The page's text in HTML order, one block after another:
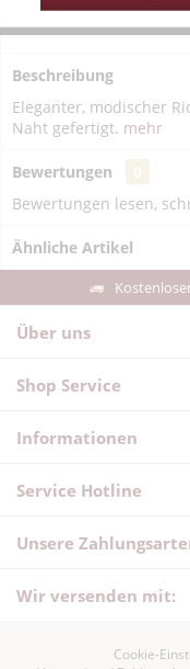
Beschreibung
Eleganter, modischer
Naht gefertigt. mehr
Bewertungen
Bewertungen lesen,
Ähnliche Artikel
Über uns
Shop Service
Informationen
Service Hotline
Unsere
Wir versenden mit:
Cookie-